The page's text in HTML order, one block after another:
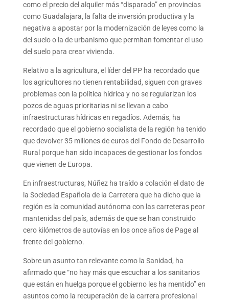
como el precio del alquiler más “disparado” en provincias
como Guadalajara, la falta de inversión productiva y la
negativa a apostar por la modernización de leyes como la
del suelo o la de urbanismo que permitan fomentar el uso
del suelo para crear vivienda.
Relativo a la agricultura, el líder del PP ha recordado que
los agricultores no tienen rentabilidad, siguen con graves
problemas con la política hídrica y no se regularizan los
pozos de aguas prioritarias ni se llevan a cabo
infraestructuras hídricas en regadíos. Además, ha
recordado que el gobierno socialista de la región ha tenido
que devolver 35 millones de euros del Fondo de Desarrollo
Rural porque han sido incapaces de gestionar los fondos
que vienen de Europa.
En infraestructuras, Núñez ha traído a colación el dato de
la Sociedad Española de la Carretera que ha dicho que la
región es la comunidad autónoma con las carreteras peor
mantenidas del país, además de que se han construido
cero kilómetros de autovías en los once años de Page al
frente del gobierno.
Sobre un asunto tan relevante como la Sanidad, ha
afirmado que “no hay más que escuchar a los sanitarios
que están en huelga porque el gobierno les ha mentido” en
asuntos como la recuperación de la carrera profesional